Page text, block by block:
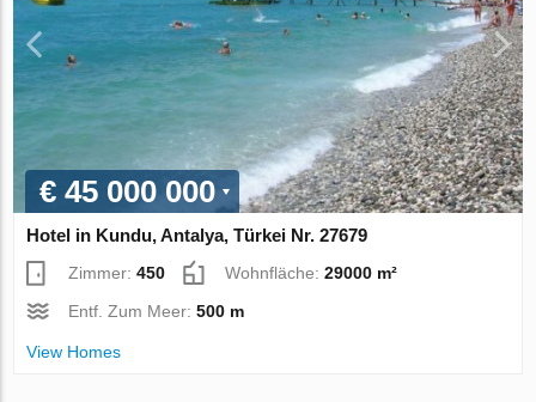
€ 45 000 000
Hotel in Kundu, Antalya, Türkei Nr. 27679
Zimmer:450 Wohnfläche:29000 m²
Entf. Zum Meer:500 m
View Homes